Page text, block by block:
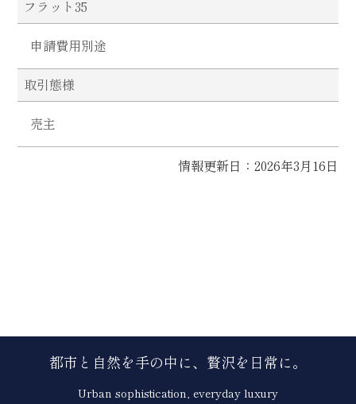
フラット35
申請費用別途
取引態様
売主
情報更新日：2026年3月16日
都市と自然を手の中に、贅沢を日常に。
Urban sophistication, everyday luxury